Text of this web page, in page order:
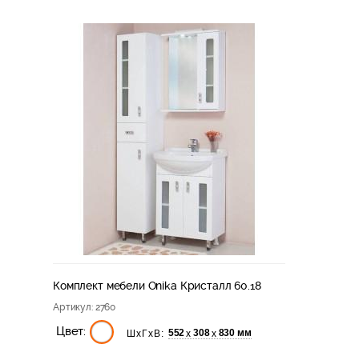
Комплект мебели Onika Кристалл 60.18
Артикул: 2760
Цвет: ШхГхВ: 552х 308х 830 мм